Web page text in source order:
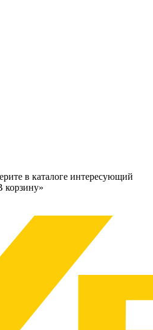
в каталоге интересующий
корзину»